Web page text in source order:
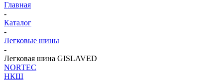
Главная
-
Каталог
-
Легковые шины
-
Легковая шина GISLAVED
NORTEС
НКШ